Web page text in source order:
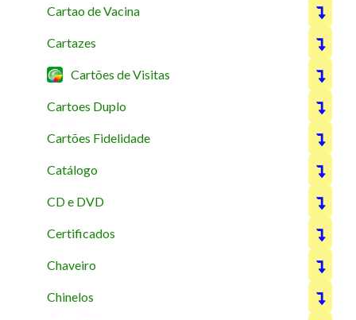
Cartao de Vacina
Cartazes
Cartões de Visitas
Cartoes Duplo
Cartões Fidelidade
Catálogo
CD e DVD
Certificados
Chaveiro
Chinelos